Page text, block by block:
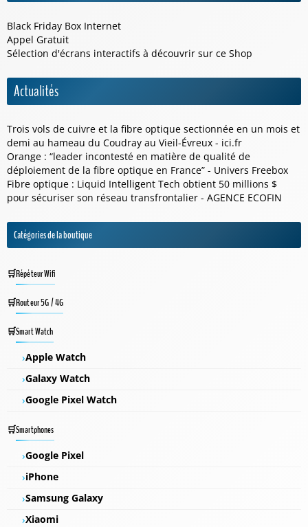
Black Friday Box Internet
Appel Gratuit
Sélection d'écrans interactifs à découvrir sur ce Shop
Actualités
Trois vols de cuivre et la fibre optique sectionnée en un mois et
demi au hameau du Coudray au Vieil-Évreux - ici.fr
Orange : “leader incontesté en matière de qualité de
déploiement de la fibre optique en France” - Univers Freebox
Fibre optique : Liquid Intelligent Tech obtient 50 millions $
pour sécuriser son réseau transfrontalier - AGENCE ECOFIN
Catégories de la boutique
Répéteur Wifi
Routeur 5G / 4G
Smart Watch
Apple Watch
Galaxy Watch
Google Pixel Watch
Smartphones
Google Pixel
iPhone
Samsung Galaxy
Xiaomi